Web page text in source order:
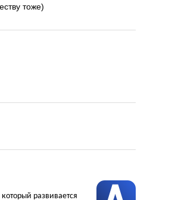
тоже)
развивается